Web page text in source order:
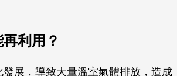
利用？
展，導致大量溫室氣體排放，造成